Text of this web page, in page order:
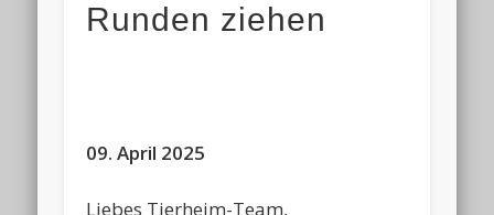
Runden ziehen
09. April 2025
Liebes Tierheim-Team,